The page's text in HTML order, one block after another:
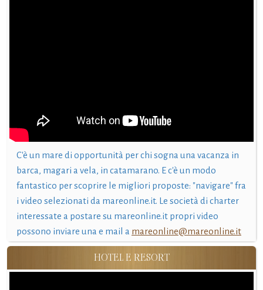
C'è un mare di opportunità per chi sogna una vacanza in
barca, magari a vela, in catamarano. E c'è un modo
fantastico per scoprire le migliori proposte: "navigare" fra
i video selezionati da mareonline.it. Le società di charter
interessate a postare su mareonline.it propri video
possono inviare una e mail a mareonline@mareonline.it
HOTEL E RESORT